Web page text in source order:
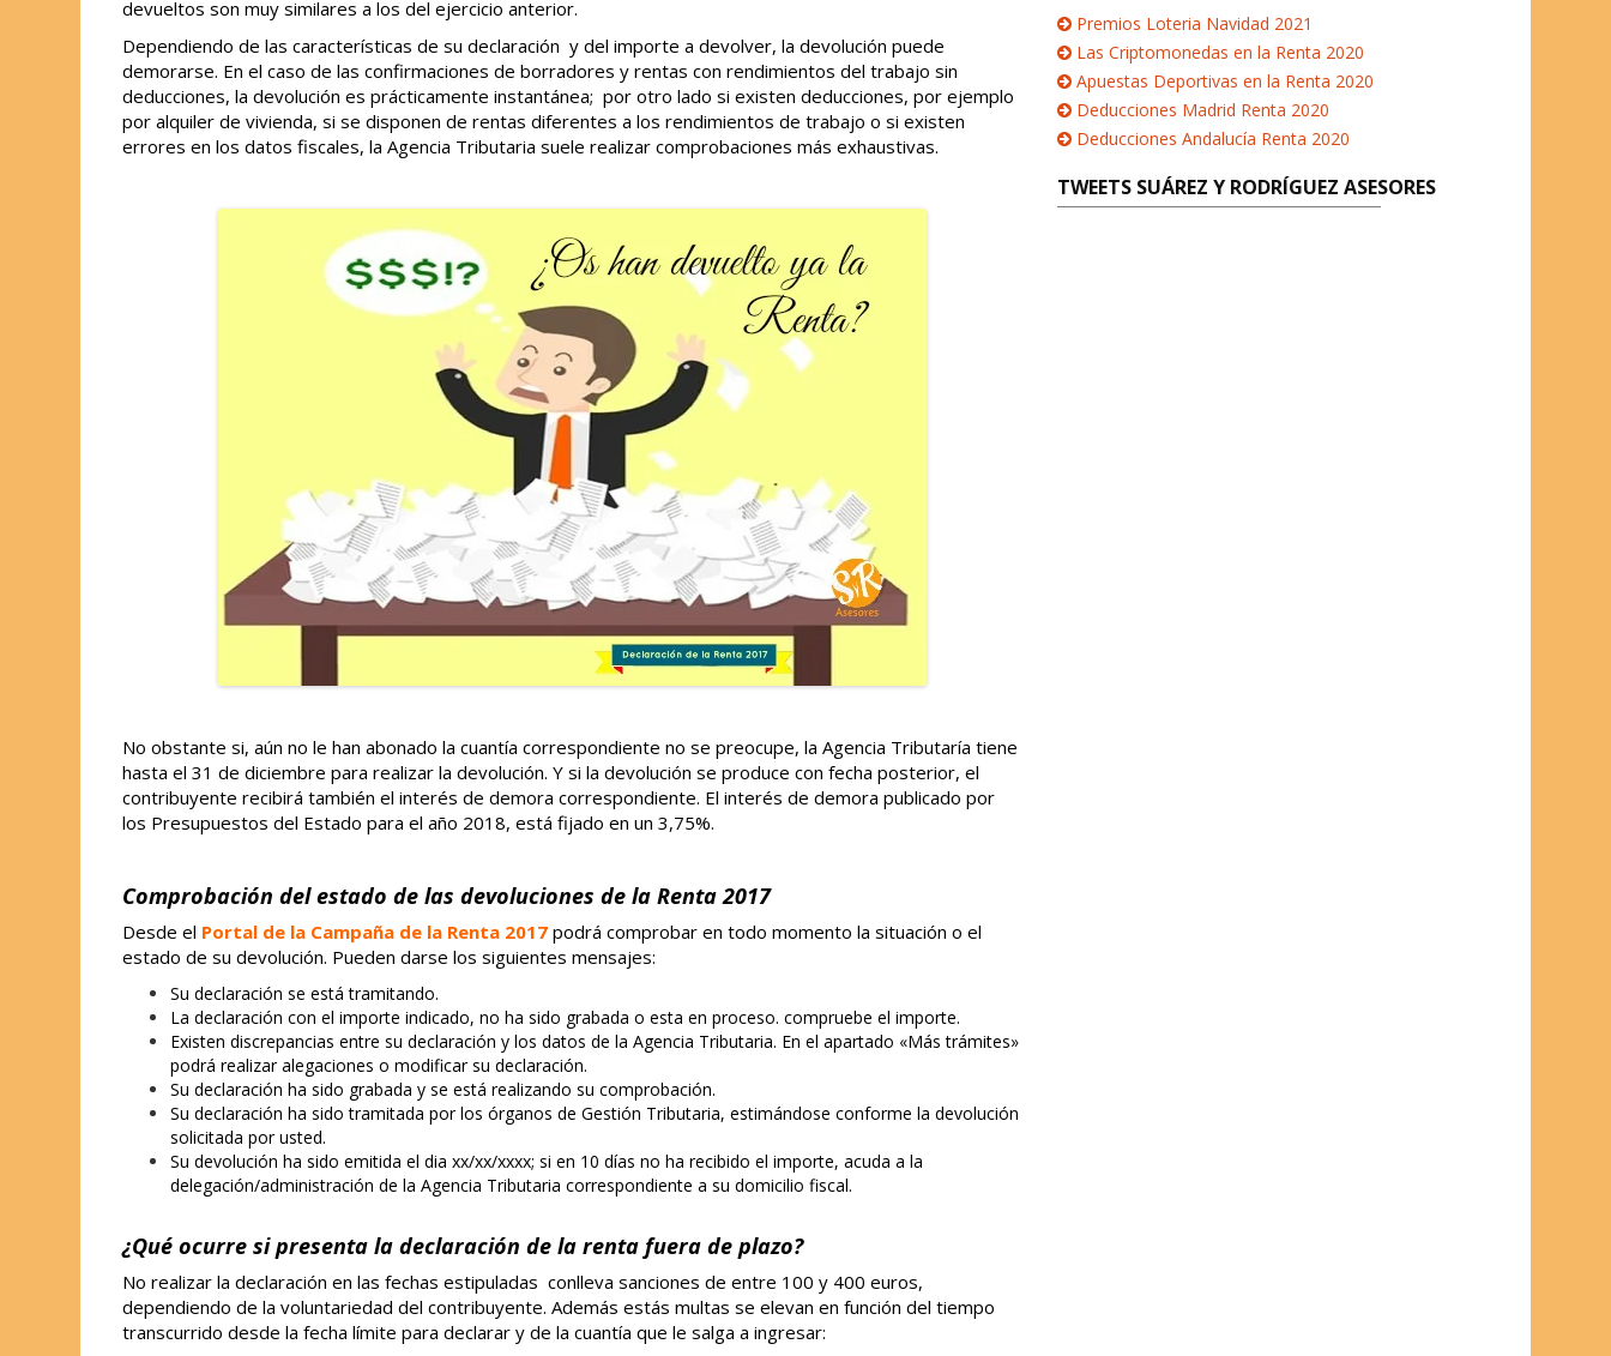
devueltos son muy similares a los del ejercicio anterior.
Dependiendo de las características de su declaración y del importe a devolver, la devolución puede
demorarse. En el caso de las confirmaciones de borradores y rentas con rendimientos del trabajo sin
deducciones, la devolución es prácticamente instantánea; por otro lado si existen deducciones, por ejemplo
por alquiler de vivienda, si se disponen de rentas diferentes a los rendimientos de trabajo o si existen
errores en los datos fiscales, la Agencia Tributaria suele realizar comprobaciones más exhaustivas.
No obstante si, aún no le han abonado la cuantía correspondiente no se preocupe, la Agencia Tributaría tiene
hasta el 31 de diciembre para realizar la devolución. Y si la devolución se produce con fecha posterior, el
contribuyente recibirá también el interés de demora correspondiente. El interés de demora publicado por
los Presupuestos del Estado para el año 2018, está fijado en un 3,75%.
Comprobación del estado de las devoluciones de la Renta 2017
Desde el Portal de la Campaña de la Renta 2017 podrá comprobar en todo momento la situación o el
estado de su devolución. Pueden darse los siguientes mensajes:
Su declaración se está tramitando.
La declaración con el importe indicado, no ha sido grabada o esta en proceso. compruebe el importe.
Existen discrepancias entre su declaración y los datos de la Agencia Tributaria. En el apartado «Más trámites»
podrá realizar alegaciones o modificar su declaración.
Su declaración ha sido grabada y se está realizando su comprobación.
Su declaración ha sido tramitada por los órganos de Gestión Tributaria, estimándose conforme la devolución
solicitada por usted.
Su devolución ha sido emitida el dia xx/xx/xxxx; si en 10 días no ha recibido el importe, acuda a la
delegación/administración de la Agencia Tributaria correspondiente a su domicilio fiscal.
¿Qué ocurre si presenta la declaración de la renta fuera de plazo?
No realizar la declaración en las fechas estipuladas conlleva sanciones de entre 100 y 400 euros,
dependiendo de la voluntariedad del contribuyente. Además estás multas se elevan en función del tiempo
transcurrido desde la fecha límite para declarar y de la cuantía que le salga a ingresar:
b
o
k
t
e
r
a
g
r
a
m
e
d
n
Premios Loteria Navidad 2021
Las Criptomonedas en la Renta 2020
Apuestas Deportivas en la Renta 2020
Deducciones Madrid Renta 2020
Deducciones Andalucía Renta 2020
TWEETS SUÁREZ Y RODRÍGUEZ ASESORES